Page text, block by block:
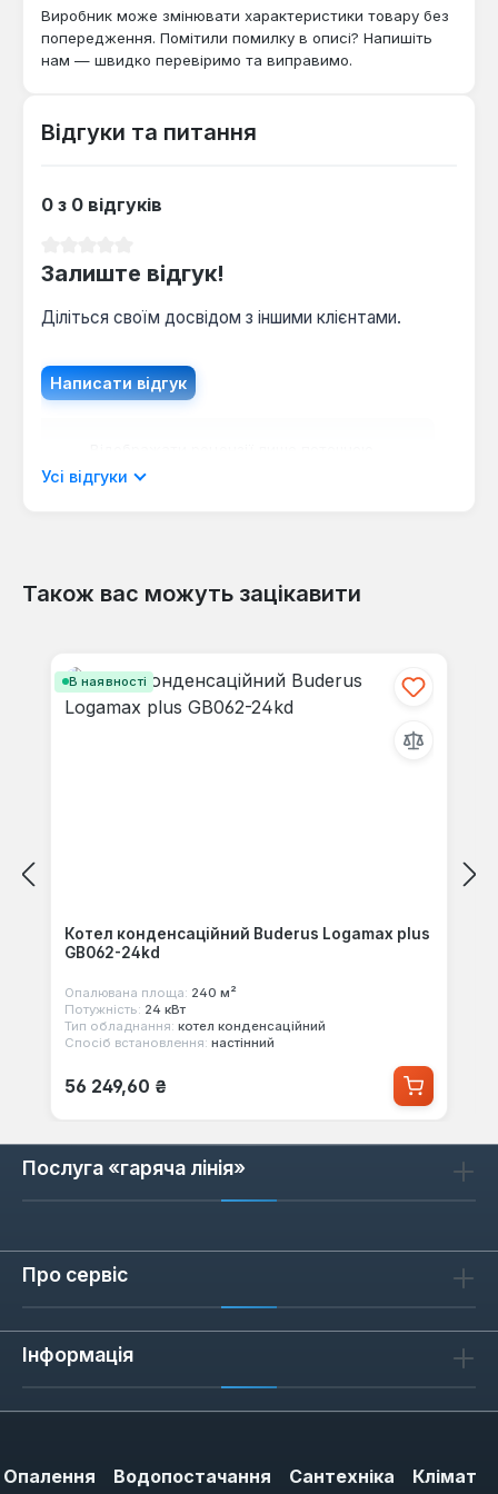
Виробник може змінювати характеристики товару без
попередження. Помітили помилку в описі? Напишіть
нам — швидко перевіримо та виправимо.
Відгуки та питання
0 з 0 відгуків
Залиште відгук!
Діліться своїм досвідом з іншими клієнтами.
Написати відгук
мовою.
Відгуків не знайдено. Поділіться
Усі відгуки
Також вас можуть зацікавити
В наявності
Котел конденсаційний Buderus Logamax plus
GB062-24kd
Опалювана площа: 240 м²
Потужність: 24 кВт
Тип обладнання: котел конденсаційний
Спосіб встановлення: настінний
Звичайна ціна:
56 249,60 ₴
Послуга «гаряча лінія»
Про сервіс
Інформація
Опалення Водопостачання Сантехніка Клімат